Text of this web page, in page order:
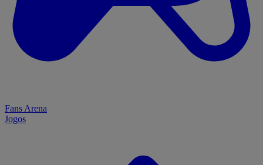
Fans Arena
Jogos